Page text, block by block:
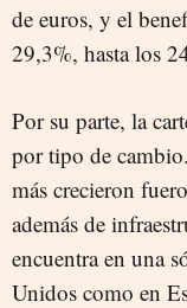
de euros, y el
29,3%, hasta los
Por su parte, la
por tipo de
más crecieron
además de
encuentra en una
Unidos como en